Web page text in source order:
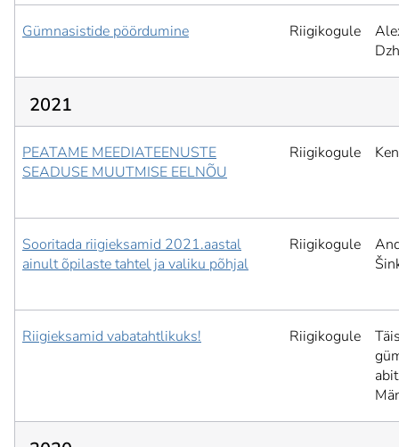
Gümnasistide pöördumine Riigikogule
2021
PEATAME MEEDIATEENUSTE
SEADUSE MUUTMISE EELNÕU
Riigikogule
Sooritada riigieksamid 2021.aastal
ainult õpilaste tahtel ja valiku põhjal
Riigikogule
Riigieksamid vabatahtlikuks! Riigikogule